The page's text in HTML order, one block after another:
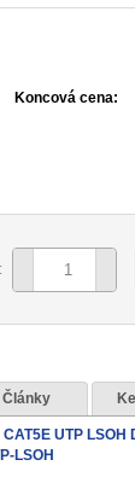
Koncová cena:
Články
UTP LSOH
LSOH